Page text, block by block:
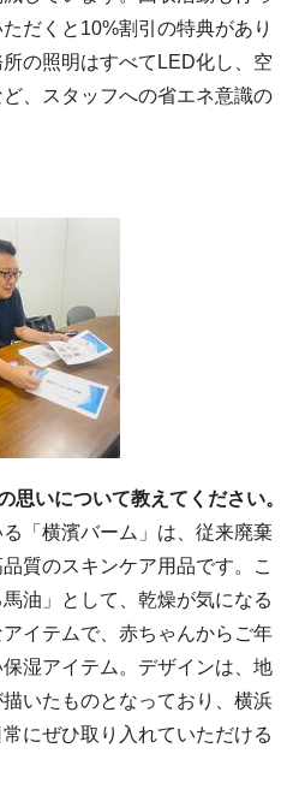
だくと10%割引の特典があり
の照明はすべてLED化し、空
、スタッフへの省エネ意識の
思いについて教えてください。
「横濱バーム」は、従来廃棄
質のスキンケア用品です。こ
油」として、乾燥が気になる
イテムで、赤ちゃんからご年
湿アイテム。デザインは、地
いたものとなっており、横浜
にぜひ取り入れていただける